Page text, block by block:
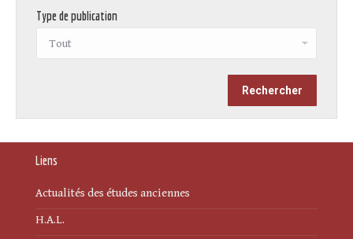
Type de publication
Liens
Actualités des études anciennes
H.A.L.